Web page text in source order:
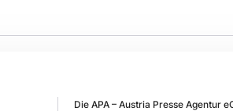
Die APA – Austria Presse Agentur